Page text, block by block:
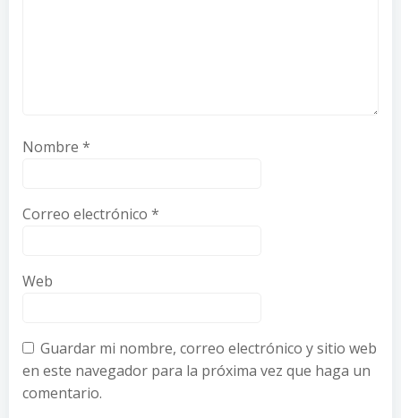
Nombre *
Correo electrónico *
Web
Guardar mi nombre, correo electrónico y sitio web
en este navegador para la próxima vez que haga un
comentario.